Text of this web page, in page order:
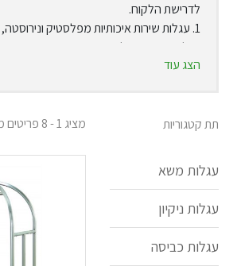
לדרישת הלקוח.
1. עגלות שירות איכותיות מפלסטיק ונירוסטה, במגוון גדלים ומדפים.
עגלות שירות מפלסטיק
לנוחיותכם, אנו מציעים עגלות שירות
לבחירתכם, עגלות שירות בצבע לבן, אפור
אנו מציעים עגלות נירוסטה מודולריות, במגוון
ניתן לייצר עגלות נירוסטה בגדלים שונים -
ניתן להרכיב שניים או שלושה מדפים,
כמו כן, חברתנו משווקת עגלות שירות
2. מגוון רחב של עגלות ניקיון - אשר מספקות מענה מצוין למגוון שטחים ולמגוון צרכים
בין העגלות שלנו, תמצאו עגלות אשר ניתן
הצג עוד
תת קטגוריות
עגלות משא
עגלות ניקיון
עגלות כביסה
מציג 1 - 8 פריטים מתוך 8